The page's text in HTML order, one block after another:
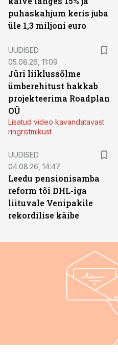
puhaskahjum keris juba
üle 1,3 miljoni euro
UUDISED
05.08.26, 11:09
Jüri liiklussõlme
ümberehitust hakkab
projekteerima Roadplan
OÜ
Lisatud video kavandatavast
ringristmikust
UUDISED
04.08.26, 14:47
Leedu pensionisamba
reform tõi DHL-iga
liituvale Venipakile
rekordilise käibe